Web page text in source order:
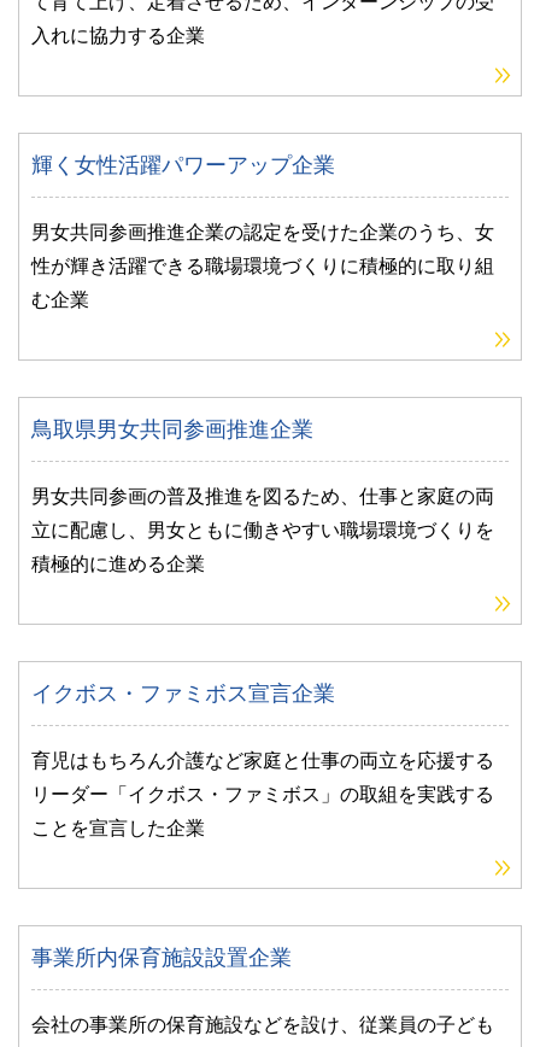
入れに協力する企業
輝く女性活躍パワーアップ企業
男女共同参画推進企業の認定を受けた企業のうち、女
性が輝き活躍できる職場環境づくりに積極的に取り組
む企業
鳥取県男女共同参画推進企業
男女共同参画の普及推進を図るため、仕事と家庭の両
立に配慮し、男女ともに働きやすい職場環境づくりを
積極的に進める企業
イクボス・ファミボス宣言企業
育児はもちろん介護など家庭と仕事の両立を応援する
リーダー「イクボス・ファミボス」の取組を実践する
ことを宣言した企業
事業所内保育施設設置企業
会社の事業所の保育施設などを設け、従業員の子ども